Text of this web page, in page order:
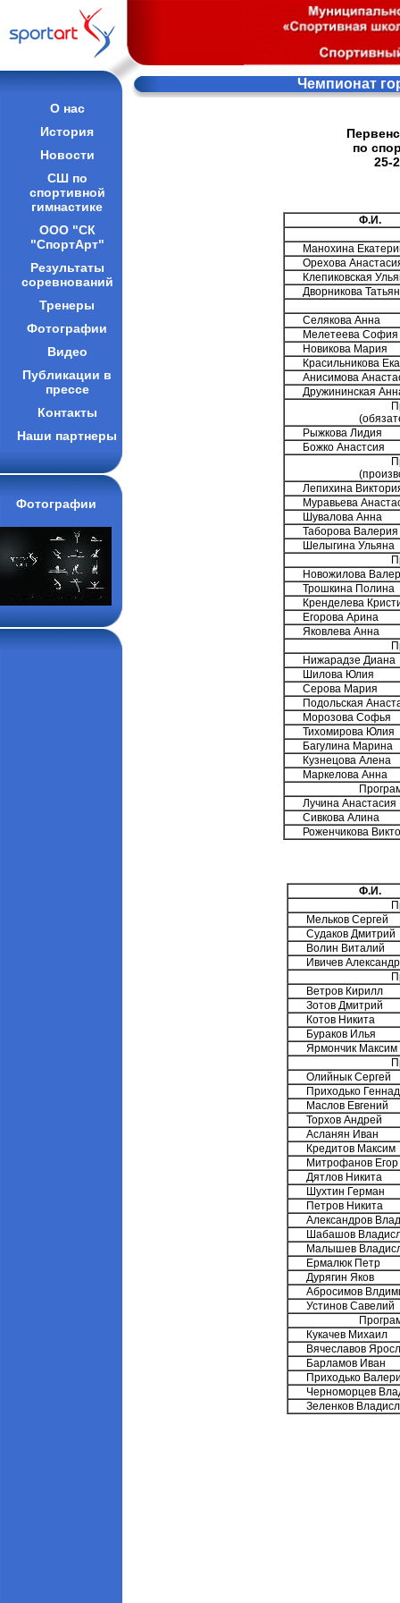
О нас
История
Новости
СШ по
спортивной
гимнастике
ООО "СК
"СпортАрт"
Результаты
соревнований
Тренеры
Фотографии
Видео
Публикации в
прессе
Контакты
Наши партнеры
Фотографии
Чемпионат
по
25-
Ф.И.
Манохина
Орехова
Клепиковская
Дворникова
Селякова Анна
Мелетеева София
Новикова Мария
Красильникова
Анисимова
Дружининская
Рыжкова Лидия
Божко Анастсия
Лепихина
Муравьева
Шувалова Анна
Таборова Валерия
Шелыгина Ульяна
Новожилова
Трошкина Полина
Кренделева
Егорова Арина
Яковлева Анна
Нижарадзе Диана
Шилова Юлия
Серова Мария
Подольская
Морозова Софья
Тихомирова Юлия
Багулина Марина
Кузнецова Алена
Маркелова Анна
Лучина Анастасия
Сивкова Алина
Роженчикова
Ф.И.
Мельков Сергей
Судаков Дмитрий
Волин Виталий
Ивичев Александр
Ветров Кирилл
Зотов Дмитрий
Котов Никита
Бураков Илья
Ярмончик Максим
Олийнык Сергей
Приходько
Маслов Евгений
Торхов Андрей
Асланян Иван
Кредитов Максим
Митрофанов Егор
Дятлов Никита
Шухтин Герман
Петров Никита
Александров
Шабашов
Малышев
Ермалюк Петр
Дурягин Яков
Абросимов
Устинов Савелий
Кукачев Михаил
Вячеславов
Барламов Иван
Приходько
Черноморцев
Зеленков